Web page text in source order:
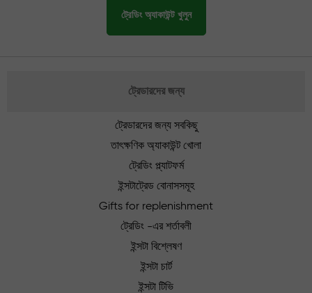
ট্রেডিং অ্যাকাউন্ট খুলুন
ট্রেডারদের জন্য
ট্রেডারদের জন্য সবকিছু
তাৎক্ষণিক অ্যাকাউন্ট খোলা
ট্রেডিং প্ল্যাটফর্ম
ইন্সটাট্রেড বোনাসসমূহ
Gifts for replenishment
ট্রেডিং -এর শর্তাবলী
ইন্সটা বিশ্লেষণ
ইন্সটা চার্ট
ইন্সটা টিভি